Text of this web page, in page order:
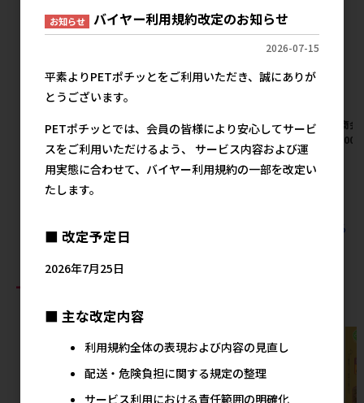
[三晃商会]ラビット･ヘアボー
1,750円
[三晃商会]フクロモモンガフー
ド 300g
1,170円
[三晃商会
徳用 100g
すべての三晃商会の人気商品を見る
お知らせ バイヤー利用規約改定のお知らせ
2026-07-15
平素よりPETポチッとをご利用いただき、誠にありが
とうございます。
PETポチッとでは、会員の皆様により安心してサービ
スをご利用いただけるよう、 サービス内容および運
用実態に合わせて、バイヤー利用規約の一部を改定い
たします。
■ 改定予定日
2026年7月25日
■ 主な改定内容
利用規約全体の表現および内容の見直し
配送・危険負担に関する規定の整理
サービス利用における責任範囲の明確化